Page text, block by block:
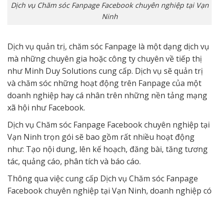
Dịch vụ Chăm sóc Fanpage Facebook chuyên nghiệp tại Vạn
Ninh
Dịch vụ quản trị, chăm sóc Fanpage là một dạng dịch vụ
mà những chuyên gia hoặc công ty chuyên về tiếp thị
như Minh Duy Solutions cung cấp. Dịch vụ sẽ quản trị
và chăm sóc những hoạt động trên Fanpage của một
doanh nghiệp hay cá nhân trên những nền tảng mạng
xã hội như Facebook.
Dịch vụ Chăm sóc Fanpage Facebook chuyên nghiệp tại
Vạn Ninh trọn gói sẽ bao gồm rất nhiều hoạt động
như: Tạo nội dung, lên kế hoạch, đăng bài, tăng tương
tác, quảng cáo, phân tích và báo cáo.
Thông qua việc cung cấp Dịch vụ Chăm sóc Fanpage
Facebook chuyên nghiệp tại Vạn Ninh, doanh nghiệp có